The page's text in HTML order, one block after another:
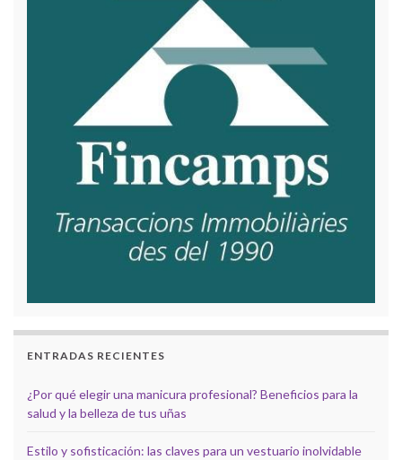
ENTRADAS RECIENTES
¿Por qué elegir una manicura profesional? Beneficios para la
salud y la belleza de tus uñas
Estilo y sofisticación: las claves para un vestuario inolvidable